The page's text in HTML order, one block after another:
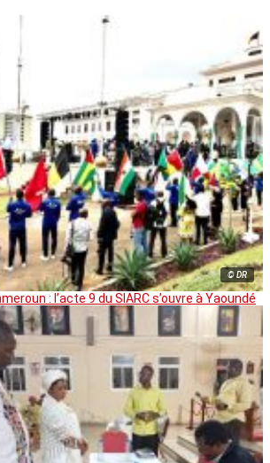
© DR
: l’acte 9 du SIARC s’ouvre à Yaoundé